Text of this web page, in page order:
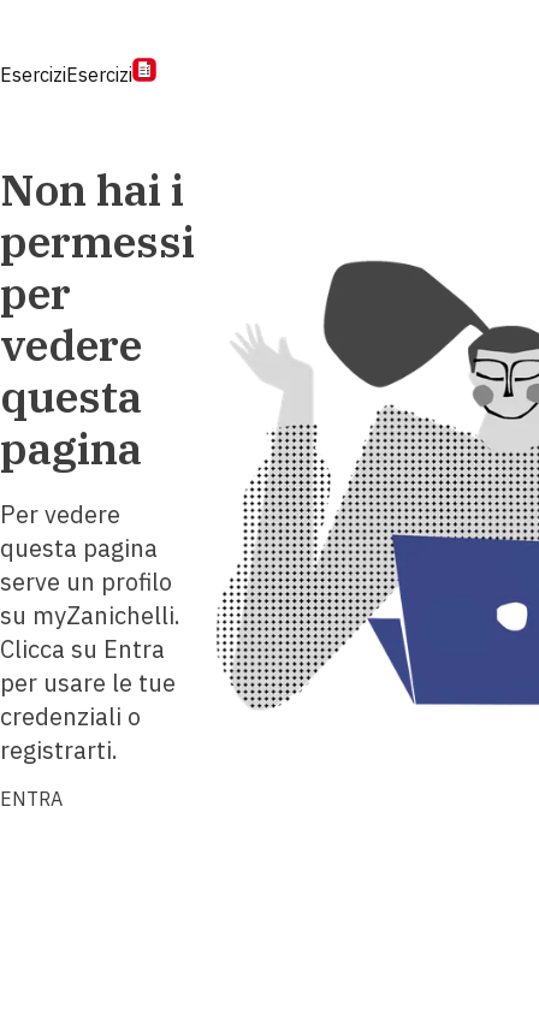
EserciziEsercizi
Non hai i
permessi
per
vedere
questa
pagina
Per vedere
questa pagina
serve un profilo
su myZanichelli.
Clicca su Entra
per usare le tue
credenziali o
registrarti.
ENTRA